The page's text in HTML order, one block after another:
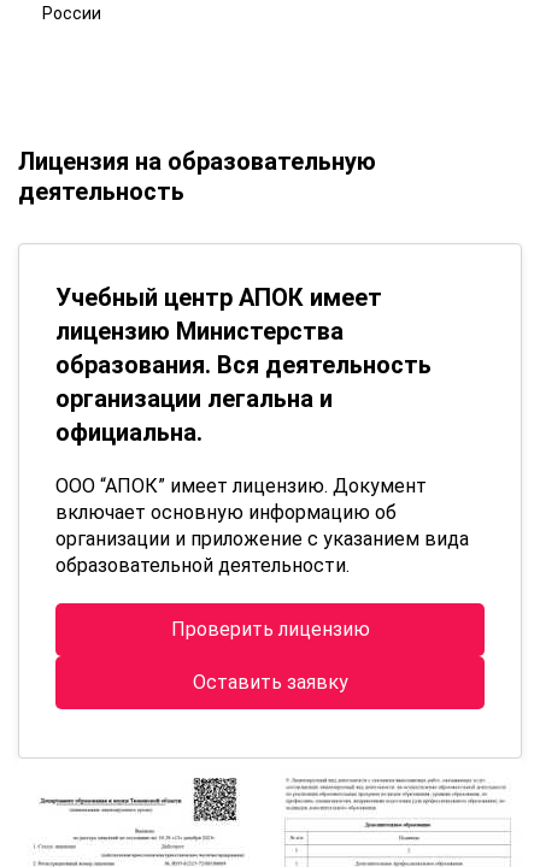
России
Лицензия на образовательную
деятельность
Учебный центр АПОК имеет
лицензию Министерства
образования. Вся деятельность
организации легальна и
официальна.
ООО “АПОК” имеет лицензию. Документ
включает основную информацию об
организации и приложение с указанием вида
образовательной деятельности.
Проверить лицензию
Оставить заявку